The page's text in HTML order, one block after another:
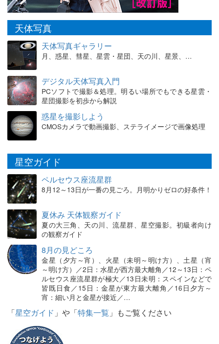
天体写真
天体写真ギャラリー
月、惑星、彗星、星雲・星団、天の川、星景、…
デジタル天体写真入門
PCソフトで撮影＆処理。明るい場所でもできる星雲・
星団撮影を初歩から解説
惑星を撮影しよう
CMOSカメラで動画撮影、ステライメージで画像処理
星空ガイド
ペルセウス座流星群
8月12～13日が一番の見ごろ。月明かりゼロの好条件！
夏休み 天体観察ガイド
夏の大三角、天の川、流星群、星空撮影。初級者向け
の観察ガイド
8月の見どころ
金星（夕方～宵）、火星（未明～明け方）、土星（宵
～明け方）／2日：水星が西方最大離角／12～13日：ペ
ルセウス座流星群が極大／13日未明：スペインなどで
皆既日食／15日：金星が東方最大離角／16日夕方～
宵：細い月と金星が接近／…
「星空ガイド 」や「特集一覧 」もご覧ください